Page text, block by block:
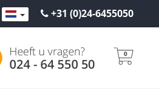
+31 (0)24-6455050
0